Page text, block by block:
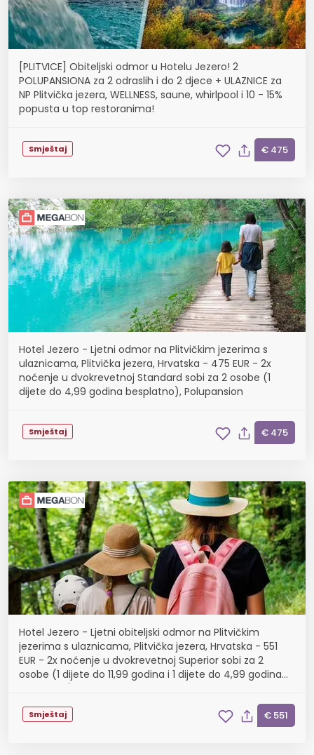
[PLITVICE] Obiteljski odmor u Hotelu Jezero! 2
POLUPANSIONA za 2 odraslih i do 2 djece + ULAZNICE za
NP Plitvička jezera, WELLNESS, saune, whirlpool i 10 - 15%
popusta u top restoranima!
Smještaj € 475
Hotel Jezero - Ljetni odmor na Plitvičkim jezerima s
ulaznicama, Plitvička jezera, Hrvatska - 475 EUR - 2x
noćenje u dvokrevetnoj Standard sobi za 2 osobe (1
dijete do 4,99 godina besplatno), Polupansion
Smještaj € 475
Hotel Jezero - Ljetni obiteljski odmor na Plitvičkim
jezerima s ulaznicama, Plitvička jezera, Hrvatska - 551
EUR - 2x noćenje u dvokrevetnoj Superior sobi za 2
osobe (1 dijete do 11,99 godina i 1 dijete do 4,99 godina
Smještaj € 551